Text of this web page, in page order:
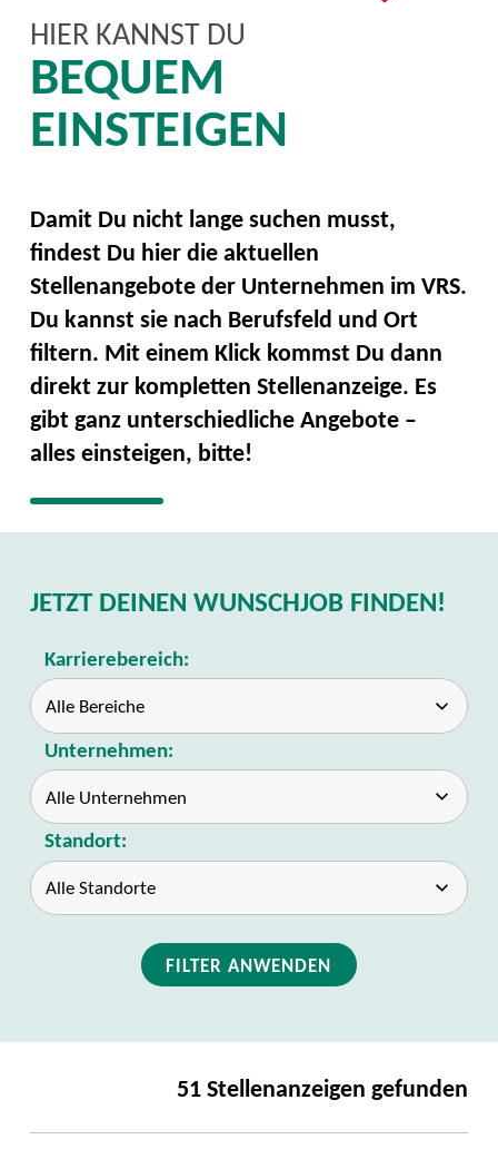
HIER KANNST DU
BEQUEM
EINSTEIGEN
Damit Du nicht lange suchen musst,
findest Du hier die aktuellen
Stellenangebote der Unternehmen im VRS.
Du kannst sie nach Berufsfeld und Ort
filtern. Mit einem Klick kommst Du dann
direkt zur kompletten Stellenanzeige. Es
gibt ganz unterschiedliche Angebote –
alles einsteigen, bitte!
JETZT DEINEN WUNSCHJOB FINDEN!
Karrierebereich:
Unternehmen:
Standort:
FILTER ANWENDEN
51 Stellenanzeigen gefunden